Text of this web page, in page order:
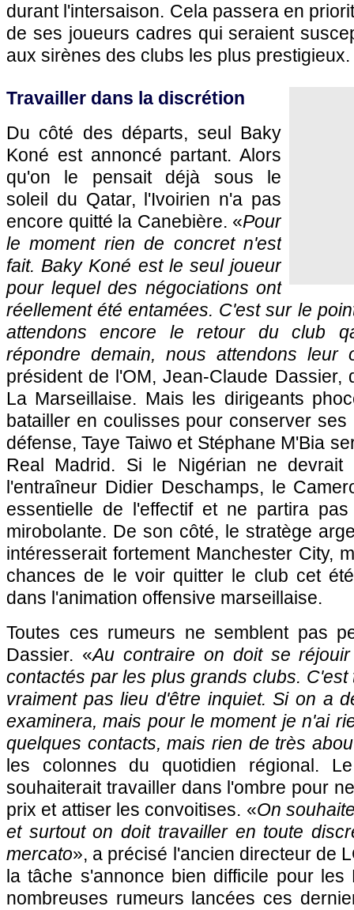
durant l'intersaison. Cela passera en
de ses joueurs cadres qui seraient
aux sirènes des clubs les plus prestigieux.
Travailler dans la discrétion
Du côté des départs, seul Baky
Koné est annoncé partant. Alors
qu'on le pensait déjà sous le
soleil du Qatar, l'Ivoirien n'a pas
encore quitté la Canebière. «Pour
le moment rien de concret n'est
fait. Baky Koné est le seul joueur
pour lequel des négociations ont
réellement été entamées. C'est sur le
attendons encore le retour du club
répondre demain, nous attendons leur
président de l'OM, Jean-Claude Dassier,
La Marseillaise. Mais les dirigeants
batailler en coulisses pour conserver ses
défense, Taye Taiwo et Stéphane M'Bia
Real Madrid. Si le Nigérian ne
l'entraîneur Didier Deschamps, le
essentielle de l'effectif et ne partira
mirobolante. De son côté, le stratège
intéresserait fortement Manchester City,
chances de le voir quitter le club cet
dans l'animation offensive marseillaise.
Toutes ces rumeurs ne semblent pas
Dassier. «Au contraire on doit se
contactés par les plus grands clubs.
vraiment pas lieu d'être inquiet. Si on a
examinera, mais pour le moment je n'ai
quelques contacts, mais rien de très
les colonnes du quotidien régional.
souhaiterait travailler dans l'ombre pour
prix et attiser les convoitises. «On
et surtout on doit travailler en toute
mercato», a précisé l'ancien directeur de
la tâche s'annonce bien difficile pour
nombreuses rumeurs lancées ces